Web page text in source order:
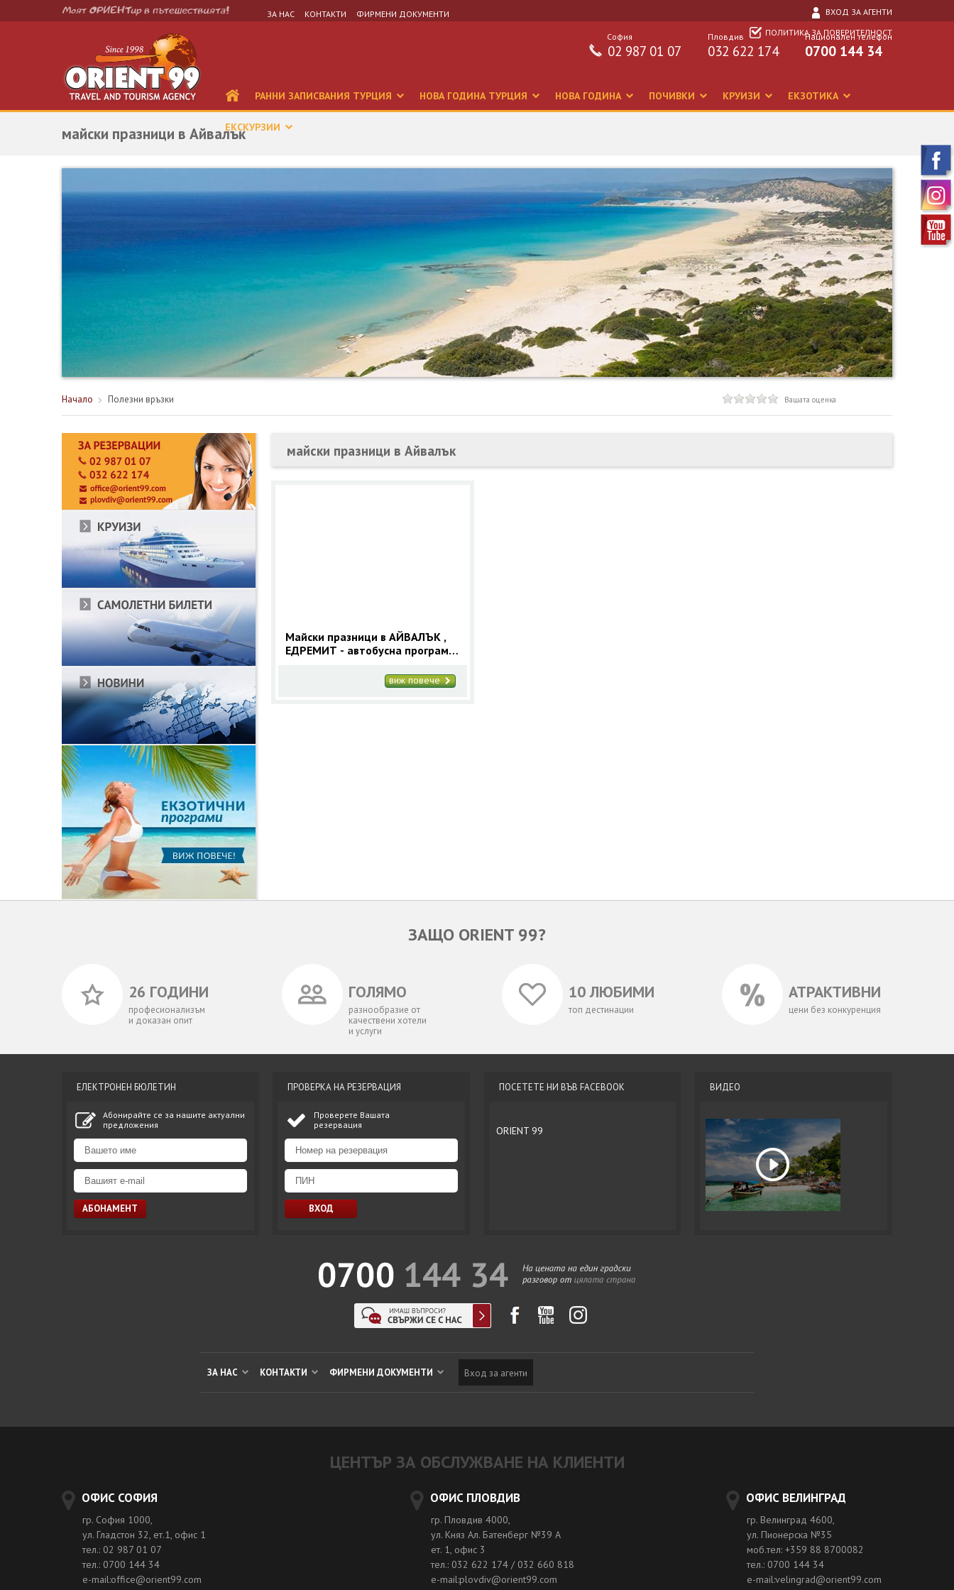
ЗА НАС КОНТАКТИ ФИРМЕНИ ДОКУМЕНТИ
ВХОД ЗА АГЕНТИ
ПОЛИТИКА ЗА ПОВЕРИТЕЛНОСТ
Национален телефон
0700 144 34
Пловдив
032 622 174
София
02 987 01 07
РАННИ ЗАПИСВАНИЯ ТУРЦИЯ НОВА ГОДИНА ТУРЦИЯ НОВА ГОДИНА ПОЧИВКИ КРУИЗИ ЕКЗОТИКА
ЕКСКУРЗИИ
майски празници в Айвалък
Начало Полезни връзки Вашата оценка
майски празници в Айвалък
Майски празници в АЙВАЛЪК ,
ЕДРЕМИТ - автобусна програма
виж повече
ЗАЩО ORIENT 99?
26 ГОДИНИ
професионализъм
и доказан опит
ГОЛЯМО
разнообразие от
качествени хотели
и услуги
10 ЛЮБИМИ
топ дестинации
АТРАКТИВНИ
цени без конкуренция
ЕЛЕКТРОНЕН БЮЛЕТИН
Абонирайте се за нашите актуални
предложения
ПРОВЕРКА НА РЕЗЕРВАЦИЯ
Проверете Вашата
резервация
ПОСЕТЕТЕ НИ ВЪВ FACEBOOK
ORIENT 99
ВИДЕО
ЗА НАС КОНТАКТИ ФИРМЕНИ ДОКУМЕНТИ Вход за агенти
ЦЕНТЪР ЗА ОБСЛУЖВАНЕ НА КЛИЕНТИ
ОФИС СОФИЯ
гр. София 1000,
ул. Гладстон 32, ет.1, офис 1
тел.: 02 987 01 07
тел.: 0700 144 34
e-mail:office@orient99.com
ОФИС ПЛОВДИВ
гр. Пловдив 4000,
ул. Княз Ал. Батенберг №39 A
ет. 1, офис 3
тел.: 032 622 174 / 032 660 818
e-mail:plovdiv@orient99.com
ОФИС ВЕЛИНГРАД
гр. Велинград 4600,
ул. Пионерска №35
моб.тел: +359 88 8700082
тел.: 0700 144 34
e-mail:velingrad@orient99.com